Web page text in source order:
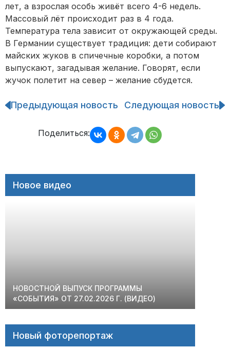
лет, а взрослая особь живёт всего 4-6 недель.
Массовый лёт происходит раз в 4 года.
Температура тела зависит от окружающей среды.
В Германии существует традиция: дети собирают
майских жуков в спичечные коробки, а потом
выпускают, загадывая желание. Говорят, если
жучок полетит на север – желание сбудется.
Навигация
записям
Предыдующая новость Следующая новость
Поделиться:
Новое видео
НОВОСТНОЙ ВЫПУСК ПРОГРАММЫ
«СОБЫТИЯ» ОТ 27.02.2026 Г. (ВИДЕО)
Новый фоторепортаж